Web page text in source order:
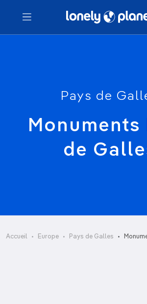
Menu
Pays de
Monuments
de
Accueil Europe Pays de Galles
Bishop’s Palace
Caernarfon Castle